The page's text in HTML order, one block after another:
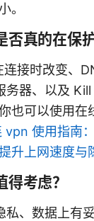
。
真的在保
接时改变、
务器、以及
也可以使用在
vpn 使用指南
升上网速度与
考虑？
私、数据上有